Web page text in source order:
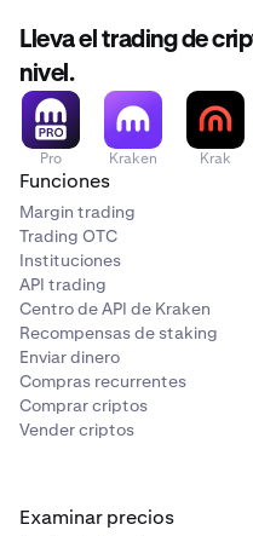
Lleva el trading de
nivel.
Pro Kraken Krak
Funciones
Margin trading
Trading OTC
Instituciones
API trading
Centro de API de Kraken
Recompensas de staking
Enviar dinero
Compras recurrentes
Comprar criptos
Vender criptos
Examinar precios